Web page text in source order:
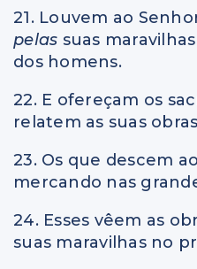
21. Louvem ao
pelas suas
dos homens.
22. E ofereçam os
relatem as suas
23. Os que descem
mercando nas
24. Esses vêem as
suas maravilhas no